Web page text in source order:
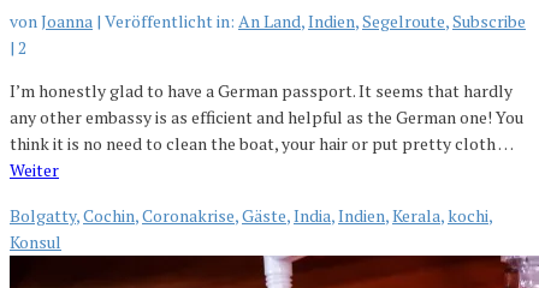
von Joanna | Veröffentlicht in: An Land,Indien,Segelroute,Subscribe
| 2
I’m honestly glad to have a German passport. It seems that hardly
any other embassy is as efficient and helpful as the German one! You
think it is no need to clean the boat, your hair or put pretty cloth …
Weiter
Bolgatty,Cochin,Coronakrise,Gäste,India,Indien,Kerala, kochi,
Konsul